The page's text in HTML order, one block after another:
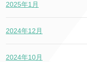
2025年1月
2024年12月
2024年10月